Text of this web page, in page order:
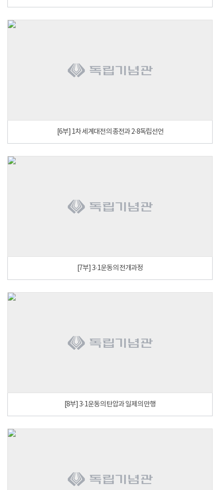
[6부] 1차 세계대전의 종전과 2·8독립선언
[7부] 3·1운동의 전개과정
[8부] 3·1운동의 탄압과 일제의 만행